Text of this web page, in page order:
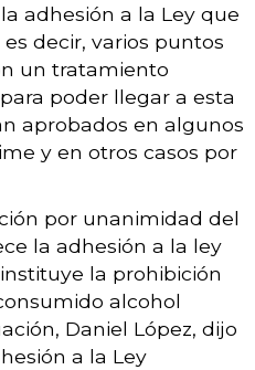
adhesión a la Ley que
decir, varios puntos
un tratamiento
poder llegar a esta
aprobados en algunos
y en otros casos por
por unanimidad del
la adhesión a la ley
la prohibición
alcohol
Daniel López, dijo
a la Ley